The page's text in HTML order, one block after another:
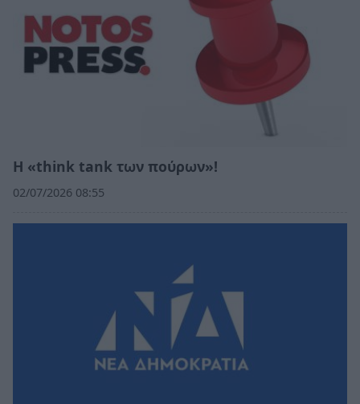
Η «think tank των πούρων»!
02/07/2026 08:55